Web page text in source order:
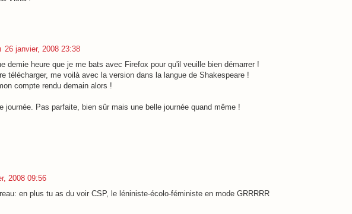
26 janvier, 2008 23:38
demie heure que je me bats avec Firefox pour qu'il veuille bien démarrer !
télécharger, me voilà avec la version dans la langue de Shakespeare !
compte rendu demain alors !
journée. Pas parfaite, bien sûr mais une belle journée quand même !
2008 09:56
en plus tu as du voir CSP, le léniniste-écolo-féministe en mode GRRRRR